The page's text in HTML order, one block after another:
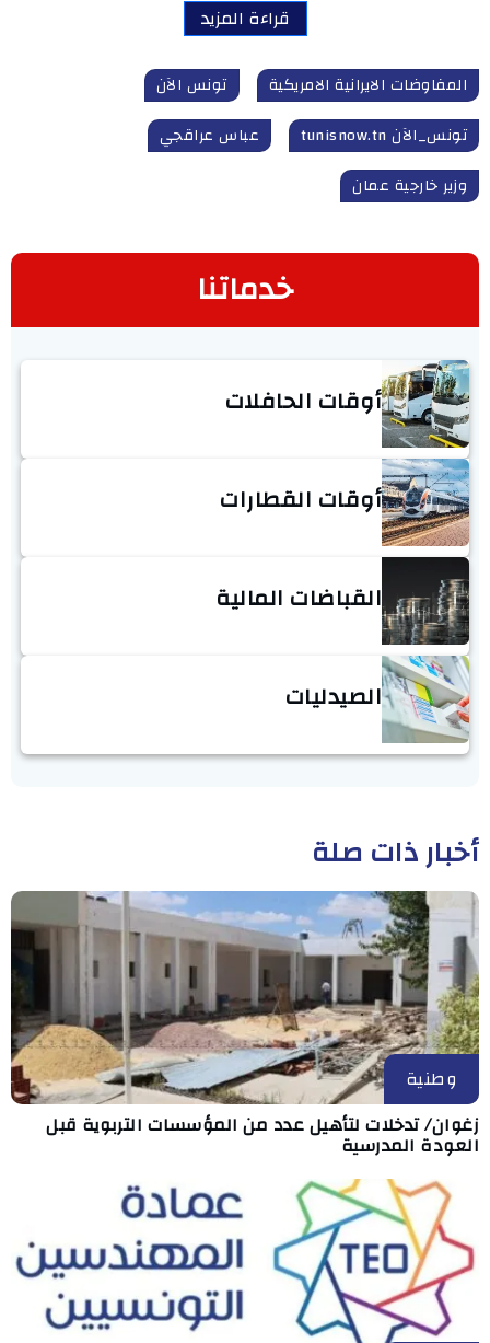
قراءة المزيد
المفاوضات الايرانية الامريكية
تونس الآن
تونس_الآن tunisnow.tn
عباس عراقجي
وزير خارجية عمان
خدماتنا
أوقات الحافلات
أوقات القطارات
القباضات المالية
الصيدليات
أخبار ذات صلة
وطنية
زغوان/ تدخلات لتأهيل عدد من المؤسسات التربوية قبل
العودة المدرسية